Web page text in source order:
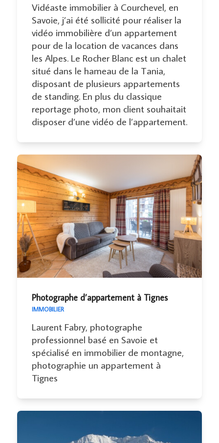
Vidéaste immobilier à Courchevel, en
Savoie, j’ai été sollicité pour réaliser la
vidéo immobilière d’un appartement
pour de la location de vacances dans
les Alpes. Le Rocher Blanc est un chalet
situé dans le hameau de la Tania,
disposant de plusieurs appartements
de standing. En plus du classique
reportage photo, mon client souhaitait
disposer d’une vidéo de l’appartement.
Photographe d’appartement à Tignes
IMMOBILIER
Laurent Fabry, photographe
professionnel basé en Savoie et
spécialisé en immobilier de montagne,
photographie un appartement à
Tignes